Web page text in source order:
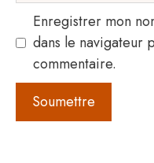
Enregistrer mon
dans le navigateur
commentaire.